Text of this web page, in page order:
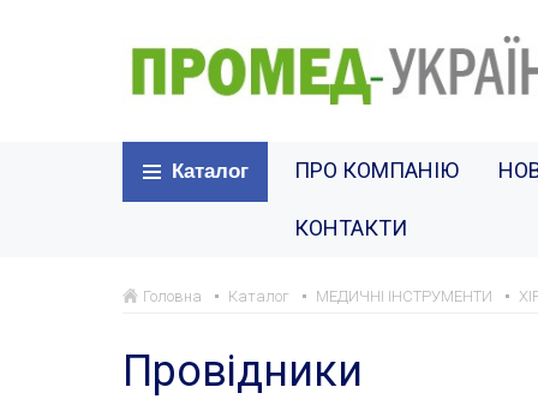
Каталог ПРО КОМПАНІЮ
КОНТАКТИ
Головна Каталог МЕДИЧНІ ІНСТРУМЕНТИ
Провідники